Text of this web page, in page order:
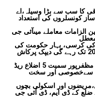
کا سب سے بڑا وسیلہ،اے
ساز کونسلروں کی استعداد
الزامات معاملے میںآئی جی
کی کرسی، بہار حکومت کی
سفارش پر لیا گیا فیصلہ،اب 16 مارچ 2027 تک رہے گی دیپک پرکاش
بہار کے 5 اضلاع میں ڈینگو کا پھیلاؤ، پٹنہ، مظفرپور سمیت 5 اضلاع ریڈ
سےخصوصی اور سخت
اور اسکولی بچوں
ضلع کے ڈی ایم، ڈی آئی جی